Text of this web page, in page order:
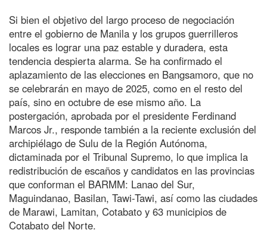
Si bien el objetivo del largo proceso de negociación
entre el gobierno de Manila y los grupos guerrilleros
locales es lograr una paz estable y duradera, esta
tendencia despierta alarma. Se ha confirmado el
aplazamiento de las elecciones en Bangsamoro, que no
se celebrarán en mayo de 2025, como en el resto del
país, sino en octubre de ese mismo año. La
postergación, aprobada por el presidente Ferdinand
Marcos Jr., responde también a la reciente exclusión del
archipiélago de Sulu de la Región Autónoma,
dictaminada por el Tribunal Supremo, lo que implica la
redistribución de escaños y candidatos en las provincias
que conforman el BARMM: Lanao del Sur,
Maguindanao, Basilan, Tawi-Tawi, así como las ciudades
de Marawi, Lamitan, Cotabato y 63 municipios de
Cotabato del Norte.